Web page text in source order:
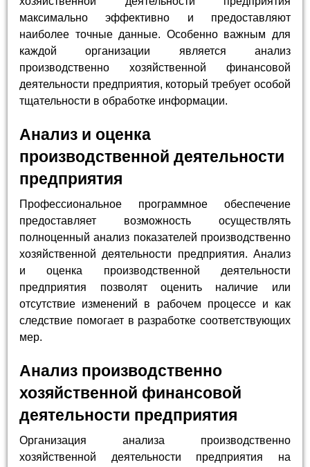
максимально эффективно и предоставляют
наиболее точные данные. Особенно важным для
каждой организации является анализ
производственно хозяйственной финансовой
деятельности предприятия, который требует особой
тщательности в обработке информации.
Анализ и оценка
производственной деятельности
предприятия
Профессиональное программное обеспечение
предоставляет возможность осуществлять
полноценный анализ показателей производственно
хозяйственной деятельности предприятия. Анализ
и оценка производственной деятельности
предприятия позволят оценить наличие или
отсутствие изменений в рабочем процессе и как
следствие помогает в разработке соответствующих
мер.
Анализ производственно
хозяйственной финансовой
деятельности предприятия
Организация анализа производственно
хозяйственной деятельности предприятия на